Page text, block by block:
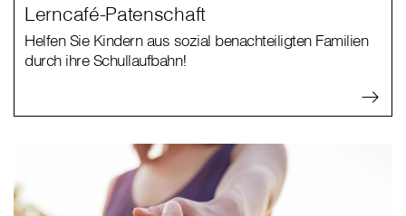
Lerncafé-Patenschaft
Helfen Sie Kindern aus sozial benachteiligten Familien
durch ihre Schullaufbahn!